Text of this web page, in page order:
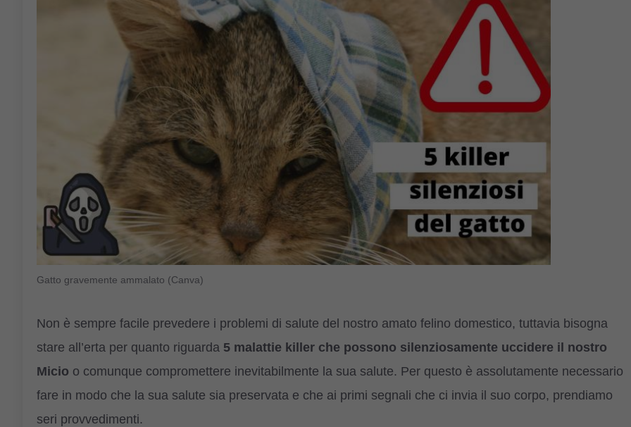
Gatto gravemente ammalato (Canva)
Non è sempre facile prevedere i problemi di salute del nostro amato felino domestico, tuttavia bisogna
stare all’erta per quanto riguarda 5 malattie killer che possono silenziosamente uccidere il nostro
Micio o comunque compromettere inevitabilmente la sua salute. Per questo è assolutamente necessario
fare in modo che la sua salute sia preservata e che ai primi segnali che ci invia il suo corpo, prendiamo
seri provvedimenti.